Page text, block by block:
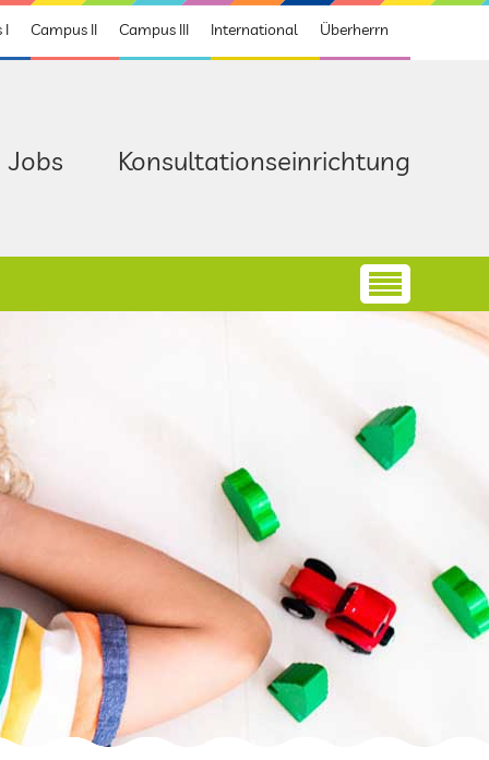
I Campus II Campus III International Überherrn
Jobs Konsultationseinrichtung